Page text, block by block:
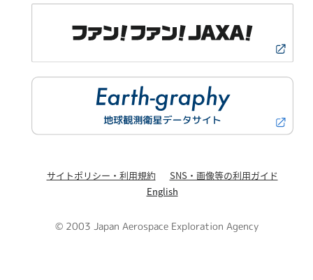
サイトポリシー・利用規約
SNS・画像等の利用ガイド
English
© 2003 Japan Aerospace Exploration Agency